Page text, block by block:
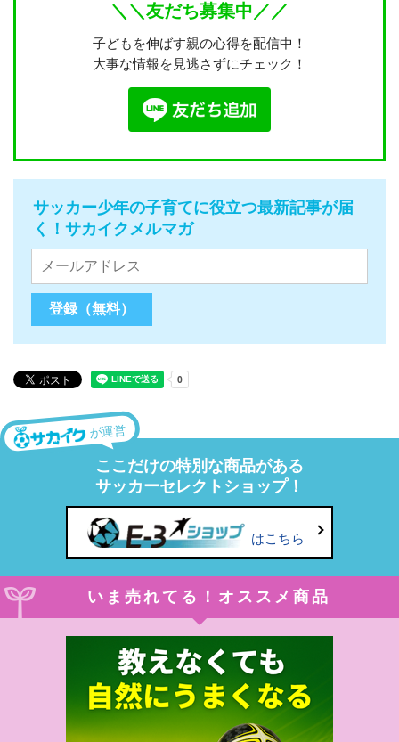
＼＼友だち募集中／／
子どもを伸ばす親の心得を配信中！
大事な情報を見逃さずにチェック！
サッカー少年の子育てに役立つ最新記事が届
く！サカイクメルマガ
が運営
ここだけの特別な商品がある
サッカーセレクトショップ！
はこちら
いま売れてる！オススメ商品